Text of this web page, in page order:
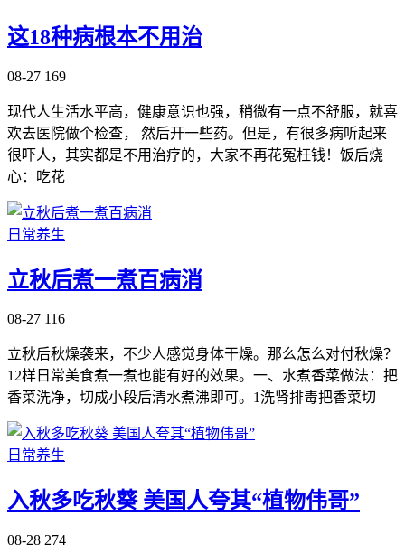
这18种病根本不用治
08-27 169
现代人生活水平高，健康意识也强，稍微有一点不舒服，就喜
欢去医院做个检查， 然后开一些药。但是，有很多病听起来
很吓人，其实都是不用治疗的，大家不再花冤枉钱！饭后烧
心：吃花
日常养生
立秋后煮一煮百病消
08-27 116
立秋后秋燥袭来，不少人感觉身体干燥。那么怎么对付秋燥？
12样日常美食煮一煮也能有好的效果。一、水煮香菜做法：把
香菜洗净，切成小段后清水煮沸即可。1洗肾排毒把香菜切
日常养生
入秋多吃秋葵 美国人夸其“植物伟哥”
08-28 274